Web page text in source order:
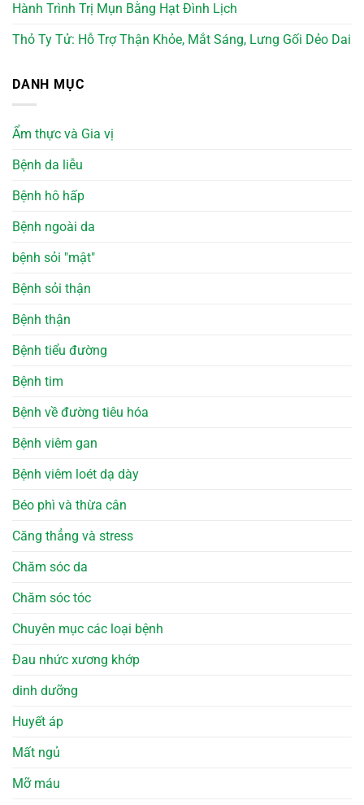
Hành Trình Trị Mụn Bằng Hạt Đình Lịch
Thỏ Ty Tử: Hỗ Trợ Thận Khỏe, Mắt Sáng, Lưng Gối Dẻo Dai
DANH MỤC
Ẩm thực và Gia vị
Bệnh da liễu
Bệnh hô hấp
Bệnh ngoài da
bệnh sỏi "mật"
Bệnh sỏi thận
Bệnh thận
Bệnh tiểu đường
Bệnh tim
Bệnh về đường tiêu hóa
Bệnh viêm gan
Bệnh viêm loét dạ dày
Béo phì và thừa cân
Căng thẳng và stress
Chăm sóc da
Chăm sóc tóc
Chuyên mục các loại bệnh
Đau nhức xương khớp
dinh dưỡng
Huyết áp
Mất ngủ
Mỡ máu